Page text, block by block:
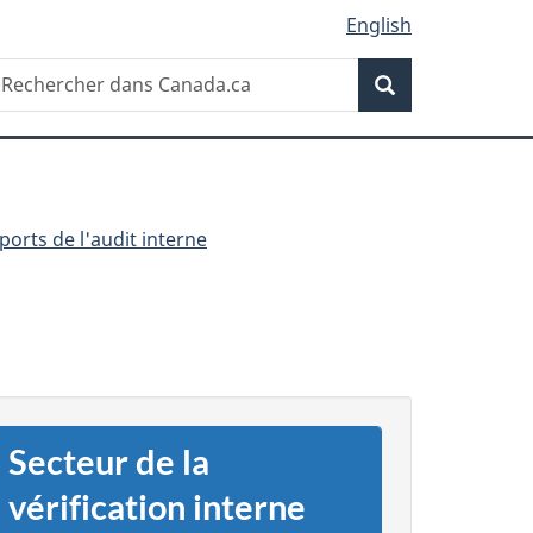
English
Recherche
de l'audit interne
Secteur de la
vérification interne